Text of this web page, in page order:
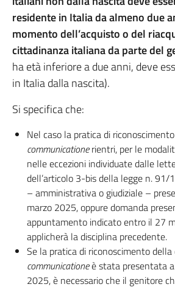
residente in Italia da almeno due
momento dell’acquisto o del
cittadinanza italiana da parte del
ha età inferiore a due anni, deve
in Italia dalla nascita).
Si specifica che:
Nel caso la pratica di
communicationerientri, per le
nelle eccezioni individuate dalle
dell’articolo 3-bis della legge n. 91/
– amministrativa o giudiziale –
marzo 2025, oppure domanda
appuntamento indicato entro il 27
applicherà la disciplina precedente.
Se la pratica di riconoscimento
communicationeè stata presentata
2025, è necessario che il genitore